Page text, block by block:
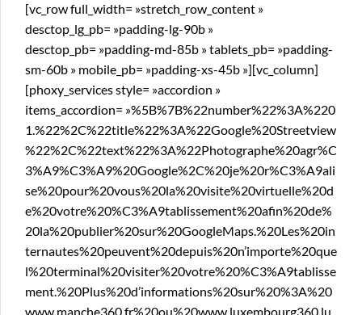
[vc_row full_width= »stretch_row_content »
desctop_lg_pb= »padding-lg-90b »
desctop_pb= »padding-md-85b » tablets_pb= »padding-
sm-60b » mobile_pb= »padding-xs-45b »][vc_column]
[phoxy_services style= »accordion »
items_accordion= »%5B%7B%22number%22%3A%220
1.%22%2C%22title%22%3A%22Google%20Streetview
%22%2C%22text%22%3A%22Photographe%20agr%C
3%A9%C3%A9%20Google%2C%20je%20r%C3%A9ali
se%20pour%20vous%20la%20visite%20virtuelle%20d
e%20votre%20%C3%A9tablissement%20afin%20de%
20la%20publier%20sur%20GoogleMaps.%20Les%20in
ternautes%20peuvent%20depuis%20n’importe%20que
l%20terminal%20visiter%20votre%20%C3%A9tablisse
ment.%20Plus%20d’informations%20sur%20%3A%20
www.manche360.fr%20ou%20www.luxembourg360.lu